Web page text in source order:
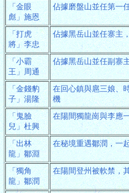
「金眼
彪」施恩
佔據磨盤山並任第一
「打虎
將」李忠
佔據黑岳山並任寨主
「小霸
王」周通
佔據黑岳山並任副寨
「金錢豹
子」湯隆
在回心鎮與扈三娘、
機
「鬼臉
兒」杜興
在陽間獨龍崗與李應
「出林
龍」鄒淵
在秘境重遇鄒潤，一
「獨角
龍」鄒潤
在陽間登州被軟禁，